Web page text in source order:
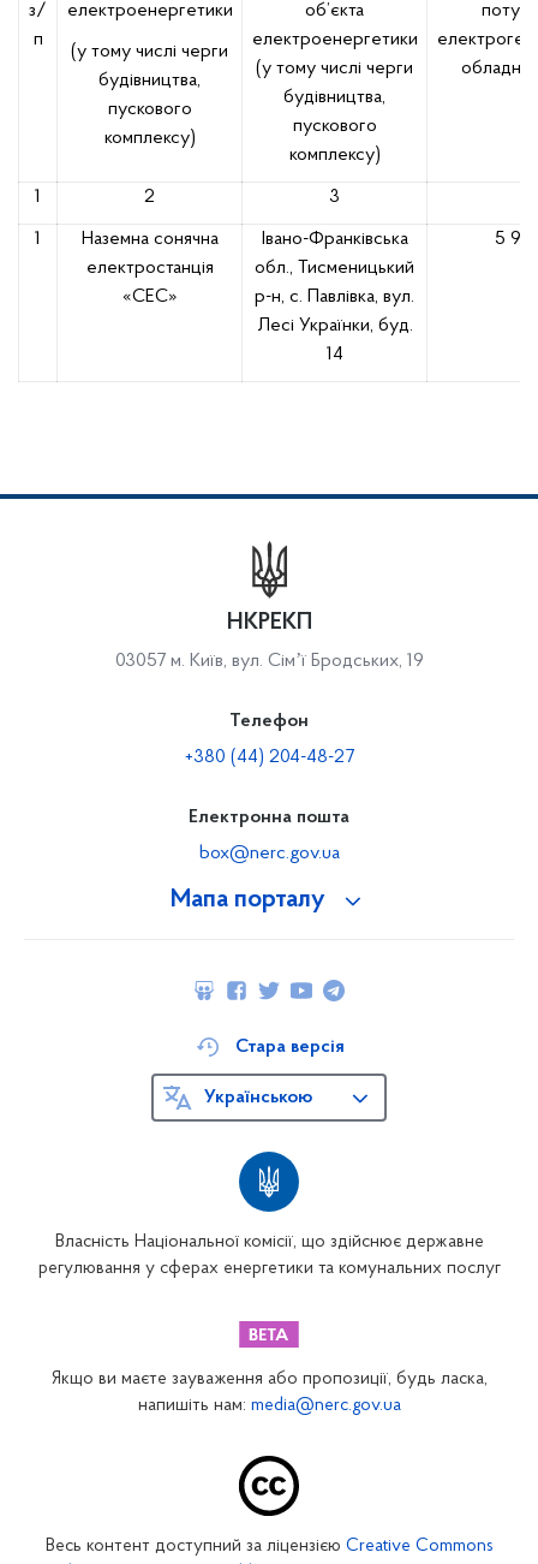
з/
п
електроенергетики
(у тому числі черги
будівництва,
пускового
комплексу)
об’єкта
електроенергетики
(у тому числі черги
будівництва,
пускового
комплексу)
1 2 3
1
Наземна сонячна
електростанція
«СЕС»
Івано-Франківська
обл., Тисменицький
р-н, с. Павлівка, вул.
Лесі Українки, буд.
14
5
Мапа порталу
НКРЕКП
03057 м. Київ, вул. Сімʼї Бродських, 19
Телефон
+380 (44) 204-48-27
Електронна пошта
box@nerc.gov.ua
Власність Національної комісії, що здійснює державне
регулювання у сферах енергетики та комунальних послуг
Стара версія
Українською
Якщо ви маєте зауваження або пропозиції, будь ласка,
напишіть нам: media@nerc.gov.ua
Весь контент доступний за ліцензією Creative Commons